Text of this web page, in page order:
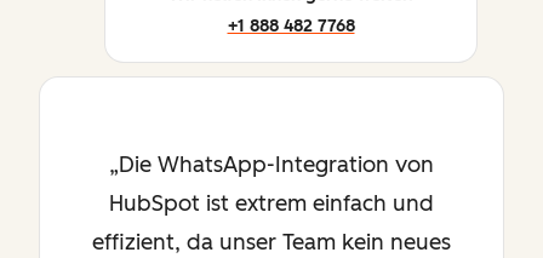
+1 888 482 7768
Die WhatsApp-Integration von
HubSpot ist extrem einfach und
effizient, da unser Team kein neues